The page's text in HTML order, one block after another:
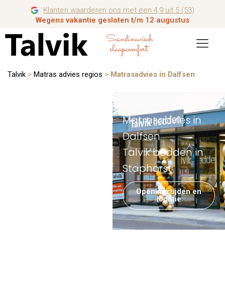
Klanten waarderen ons met een 4,9 uit 5 (53)
Wegens vakantie gesloten t/m 12 augustus
Scandinavisch
slaapcomfort
Talvik > Matras advies regios > Matrasadvies in Dalfsen
Matrasadvies in
Dalfsen
Talvik bedden in
Staphorst
Openingstijden en
locatie